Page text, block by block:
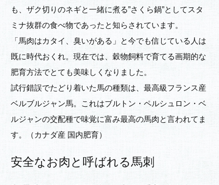
も、ザク切りのネギと一緒に煮る”さくら鍋”としてスタ
ミナ抜群の食べ物であったと知らされています。
「馬肉はカタイ、臭いがある」と今でも信じている人は
既に時代おくれ。現在では、穀物飼料で育てる画期的な
肥育方法でとても美味しくなりました。
試行錯誤でたどり着いた馬の種類は、最高級フランス産
ベルブルジャン馬。これはブルトン・ペルシュロン・ベ
ルジャンの交配種で味覚に富み最高の馬肉と言われてま
す。（カナダ産 国内肥育）
安全なお肉と呼ばれる馬刺